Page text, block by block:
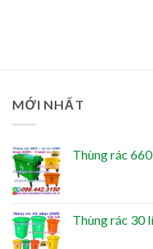
MỚI NHẤT
Thùng rác
Thùng rác 30